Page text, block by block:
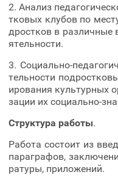
2. Анализ
тковых клубов по
дростков в различные
ятельности.
3. Социально-
тельности
ирования культурных
зации их социально-
Структура работы.
Работа состоит из
параграфов,
ратуры, приложений.